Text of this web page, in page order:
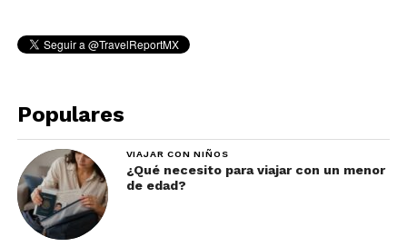
Populares
VIAJAR CON NIÑOS
¿Qué necesito para viajar con un menor
de edad?